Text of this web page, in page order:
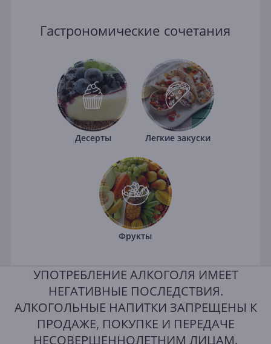
Гастрономические сочетания
Десерты Легкие закуски
Фрукты
УПОТРЕБЛЕНИЕ АЛКОГОЛЯ ИМЕЕТ
НЕГАТИВНЫЕ ПОСЛЕДСТВИЯ.
АЛКОГОЛЬНЫЕ НАПИТКИ ЗАПРЕЩЕНЫ К
ПРОДАЖЕ, ПОКУПКЕ И ПЕРЕДАЧЕ
НЕСОВЕРШЕННОЛЕТНИМ ЛИЦАМ.